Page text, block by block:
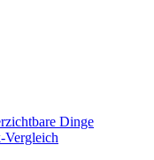
Dinge
Vergleich